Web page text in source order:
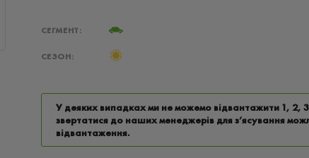
СЕГМЕНТ:
СЕЗОН:
У деяких випадках ми не можемо відвантажити 1, 2,
звертатися до наших менеджерів для з’ясування
відвантаження.